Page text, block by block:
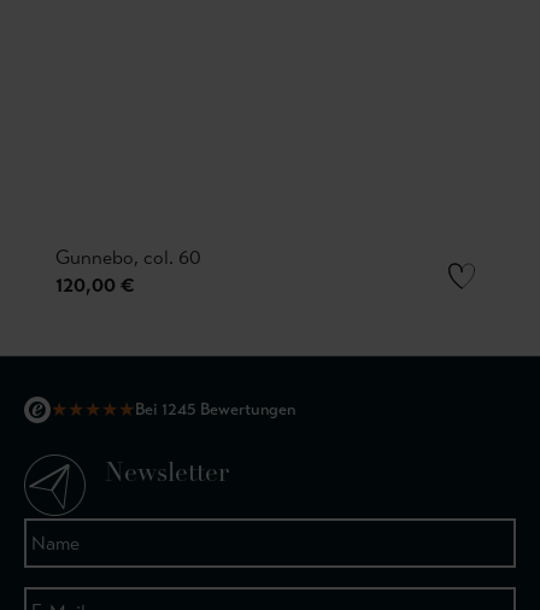
Gunnebo, col. 60
120,00 €
★★★★★Bei 1245 Bewertungen
Newsletter